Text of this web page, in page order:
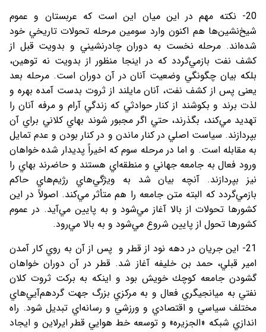
20- نكته مهم در اين ميان اين است كه عربستان و عموم
شيخ‌نشين‌ها هم اكنون وارد سومين مرحله تحولات تاريخي خود
شده‌اند. مرحله نخست به دوران چادرنشيني و بدويت قبل از
كشف نفت بازمي‌گردد كه در اينجا منظور از بدويت نه توهين،
بلكه بيان چگونگي وضعیت آنان در آن دوران است. مرحله بعد
یعنی پس از كشف نفت، آنان مايلند از ثروت بدست آمده بهره و
لذت برند و بكوشند از كنار حوادثي كه زندگي آرام و مرفه آنان را
تهديد مي‌كند، بگذرند، حتي اگر مجبور شوند بهاي كلاني براي آن
بپردازند. سياست اصلي در كنار ماندن و در کنار بودن و عدم تمايل
به مقابله است. و اما در مرحله سوم كه اخيراً پديدار شده خواهان
ورود فعال به جامعه جهاني و منطقه‌اي هستند و حاضرند بهاي را
نيز بپردازند. آنچه بيان شد به ويژگي‌هاي رژيم‌هاي حاكم
بازمي‌گردد كه البته متن جامعه را هم متأثر مي‌كند. اصولاً در اين
كشورها تحولات از بالا آغاز مي‌شود و به پايين مي‌آيد. در عموم
كشورها تحول از پايين شروع مي‌شود و به بالا مي‌رود.
21- اين جريان در دهه نود از قطر و پس از آن به روي كار آمدن
امير قبلي، حمد بن خلیفه آغاز شد. قطر در آن دوران خواهان
گشودن جامعه كوچك خويش بود و اینکه به بركت ثروت كلان
نفتي به ميانجيگري فعال و به مركزي بزرگ جهت گردهم‌آيي‌هاي
مختلف سياسي و اقتصادي و ورزشي و رسانه‌اي تبديل شود. راه
اندازي شبكه «الجزيره» و توسعه خط هوايي قطر ایرلاین و ايجاد